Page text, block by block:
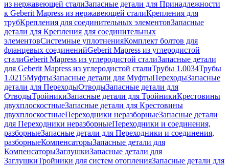
из нержавеющей сталиЗапасные детали для Принадлежности
к Geberit Mapress из нержавеющей сталиКрепления для
трубКрепления для соединительных элементовЗапасные
детали для Крепления для соединительных
элементовСистемные уплотненияКомплект болтов для
фланцевых соединенийGeberit Mapress из углеродистой
сталиGeberit Mapress из углеродистой сталиЗапасные детали
для Geberit Mapress из углеродистой сталиТрубы 1.0034Трубы
1.0215МуфтыЗапасные детали для МуфтыПереходыЗапасные
детали для ПереходыОтводыЗапасные детали для
ОтводыТройникиЗапасные детали для ТройникиКрестовины
двухплоскостныеЗапасные детали для Крестовины
двухплоскостныеПереходники неразборныеЗапасные детали
для Переходники неразборныеПереходники и соединения,
разборныеЗапасные детали для Переходники и соединения,
разборныеКомпенсаторыЗапасные детали для
КомпенсаторыЗаглушкиЗапасные детали для
ЗаглушкиТройники для систем отопленияЗапасные детали для